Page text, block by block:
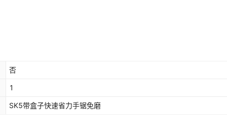
否
1
SK5带盒子快速省力手锯免磨